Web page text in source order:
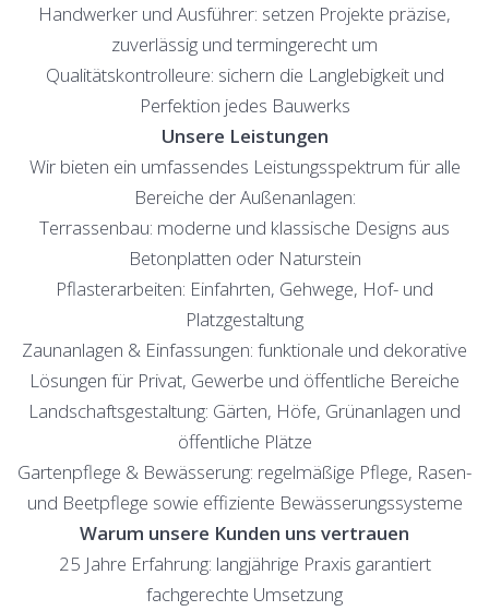
Handwerker und Ausführer: setzen Projekte präzise,
zuverlässig und termingerecht um
Qualitätskontrolleure: sichern die Langlebigkeit und
Perfektion jedes Bauwerks
Unsere Leistungen
Wir bieten ein umfassendes Leistungsspektrum für alle
Bereiche der Außenanlagen:
Terrassenbau: moderne und klassische Designs aus
Betonplatten oder Naturstein
Pflasterarbeiten: Einfahrten, Gehwege, Hof- und
Platzgestaltung
Zaunanlagen & Einfassungen: funktionale und dekorative
Lösungen für Privat, Gewerbe und öffentliche Bereiche
Landschaftsgestaltung: Gärten, Höfe, Grünanlagen und
öffentliche Plätze
Gartenpflege & Bewässerung: regelmäßige Pflege, Rasen-
und Beetpflege sowie effiziente Bewässerungssysteme
Warum unsere Kunden uns vertrauen
25 Jahre Erfahrung: langjährige Praxis garantiert
fachgerechte Umsetzung